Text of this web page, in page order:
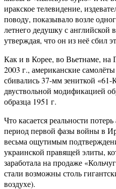
иракское телевидение,
поводу, показывало возле
летнего дедушку с английской
утверждая, что он из неё сбил
Как и в Корее, во Вьетнаме, на
2003 г., американские
сбивались 37-мм зениткой «61-
двуствольной модификацией
образца 1951 г.
Что касается реальности
период первой фазы войны в
весьма ощутимым
украинской правящей элиты,
заработала на продаже
стали возможны столь
воздухе).